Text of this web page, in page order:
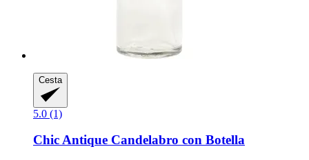
Cesta
5.0 (1)
Chic Antique Candelabro con Botella